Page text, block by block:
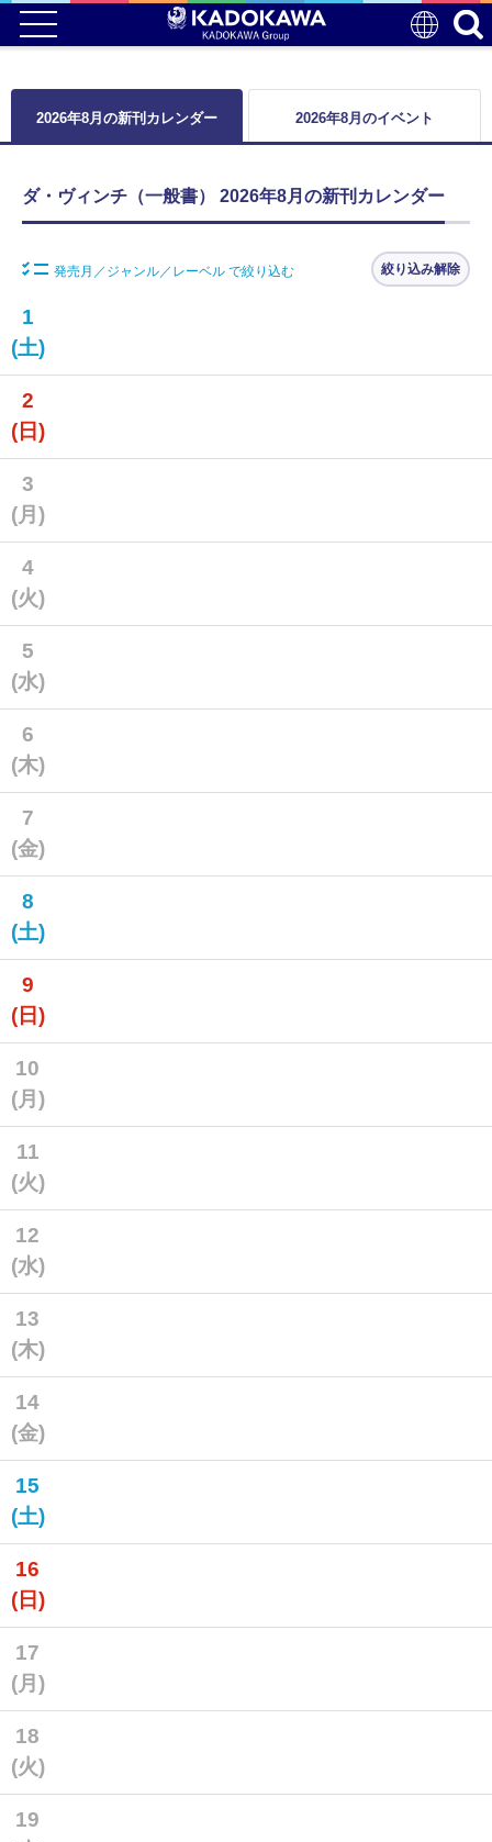
2026年8月の新刊カレンダー 2026年8月のイベント
ダ・ヴィンチ（一般書） 2026年8月の新刊カレンダー
発売月／ジャンル／レーベル で絞り込む 絞り込み解除
1
(土)
2
(日)
3
(月)
4
(火)
5
(水)
6
(木)
7
(金)
8
(土)
9
(日)
10
(月)
11
(火)
12
(水)
13
(木)
14
(金)
15
(土)
16
(日)
17
(月)
18
(火)
19